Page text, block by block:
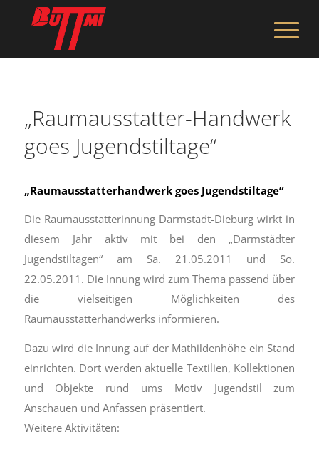
„Raumausstatter-Handwerk
goes Jugendstiltage“
„Raumausstatterhandwerk goes Jugendstiltage“
Die Raumausstatterinnung Darmstadt-Dieburg wirkt in
diesem Jahr aktiv mit bei den „Darmstädter
Jugendstiltagen“ am Sa. 21.05.2011 und So.
22.05.2011. Die Innung wird zum Thema passend über
die vielseitigen Möglichkeiten des
Raumausstatterhandwerks informieren.
Dazu wird die Innung auf der Mathildenhöhe ein Stand
einrichten. Dort werden aktuelle Textilien, Kollektionen
und Objekte rund ums Motiv Jugendstil zum
Anschauen und Anfassen präsentiert.
Weitere Aktivitäten: